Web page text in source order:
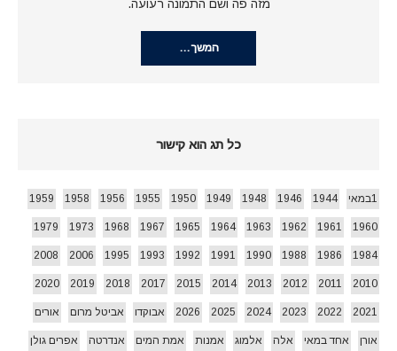
מזה פה ושם התמונה רעועה.
המשך…
כל תג הוא קישור
1במאי 1944
1946
1948
1949
1950
1955
1956
1958
1959
1960
1961
1962
1963
1964
1965
1967
1968
1973
1979
1984
1986
1988
1990
1991
1992
1993
1995
2006
2008
2010
2011
2012
2013
2014
2015
2017
2018
2019
2020
2021
2022
2023
2024
2025
2026 אבוקדו אביטל מרום אורים
אורן אחד במאי אלה אלמוג אמנות אמת המים אנדרטה אפרים גולן